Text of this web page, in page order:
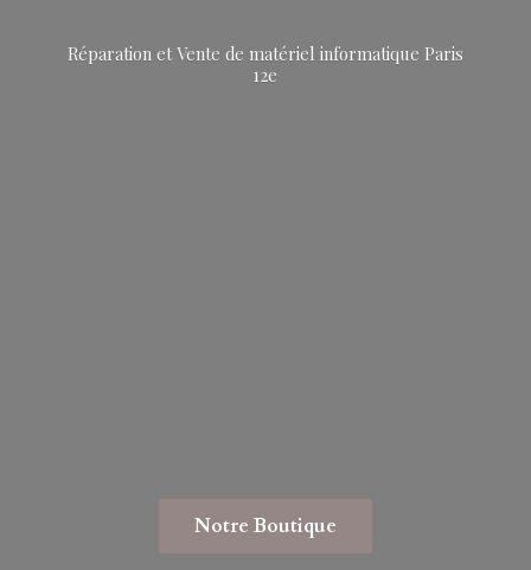
Réparation et Vente de matériel informatique Paris
12e
Notre Boutique